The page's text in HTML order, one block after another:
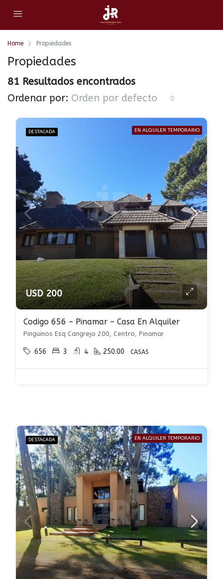
Home Propiedades
Propiedades
81 Resultados encontrados
Ordenar por: Orden por defecto
DESTACADA EN ALQUILER TEMPORARIO
USD 200
Codigo 656 – Pinamar – Casa En Alquiler
Pinguinos Esq Cangrejo 200, Centro, Pinamar
656 3 4 250.00 CASAS
DESTACADA EN ALQUILER TEMPORARIO